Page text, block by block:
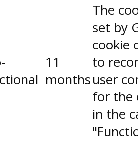
11
months
The
set by
cookie
to
user
for the
in the